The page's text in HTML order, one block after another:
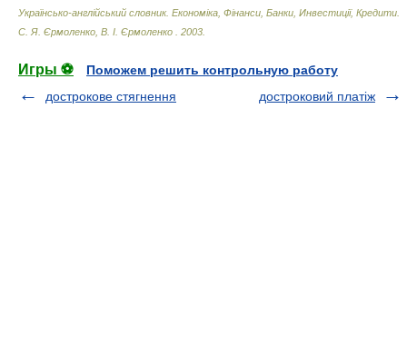
Українсько-англійський словник. Економіка, Фінанси, Банки, Инвестиції, Кредити
С. Я. Єрмоленко, В. І. Єрмоленко
2003
Игры ⚽
Поможем решить контрольную работу
дострокове стягнення
достроковий платіж